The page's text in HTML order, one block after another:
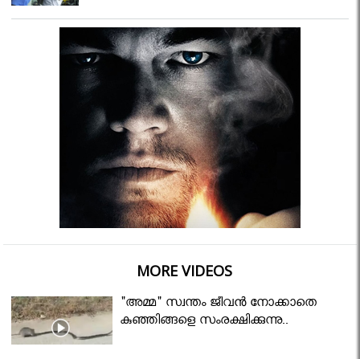
MORE VIDEOS
"അമ്മ" സ്വന്തം ജീവൻ നോക്കാതെ
കുഞ്ഞിങ്ങളെ സംരക്ഷിക്കുന്നു..